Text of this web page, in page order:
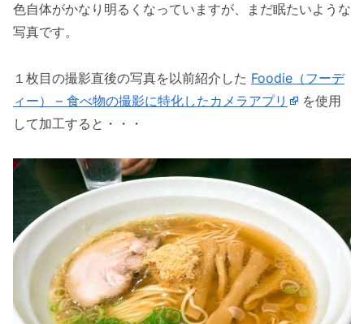
色自体がかなり明るくなっていますが、まだ眠たいような
写真です。
１枚目の撮影直後の写真を以前紹介した Foodie（フーデ
ィー） – 食べ物の撮影に特化したカメラアプリ
を使用
して加工すると・・・